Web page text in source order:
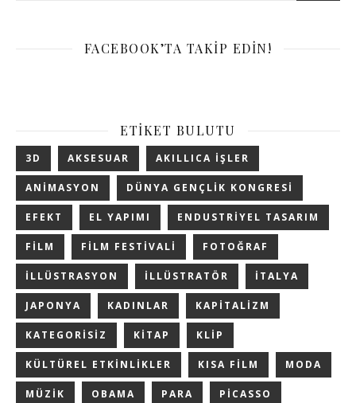
FACEBOOK’TA TAKIP EDIN!
ETIKET BULUTU
3D AKSESUAR AKILLICA IŞLER
ANIMASYON DÜNYA GENÇLIK KONGRESI
EFEKT EL YAPIMI ENDUSTRIYEL TASARIM
FILM FILM FESTIVALI FOTOĞRAF
ILLÜSTRASYON ILLÜSTRATÖR ITALYA
JAPONYA KADINLAR KAPITALIZM
KATEGORISIZ KITAP KLIP
KÜLTÜREL ETKINLIKLER KISA FILM MODA
MÜZIK OBAMA PARA PICASSO